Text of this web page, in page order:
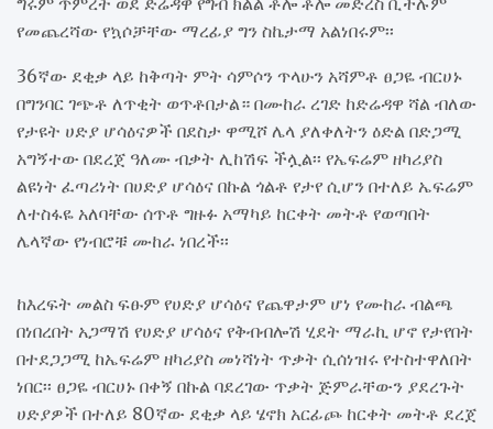
የመጨረሻው የኳሶቻቸው ማረፊያ ግን ስኬታማ አልነበሩም፡፡
36ኛው ደቂቃ ላይ ከቅጣት ምት ሳምሶን ጥላሁን አሻምቶ ፀጋዬ ብርሀኑ
በግንባር ገጭቶ ለጥቂት ወጥቶበታል። በሙከራ ረገድ ከድሬዳዋ ሻል ብለው
የታዩት ሀድያ ሆሳዕናዎች በደስታ ዋሚሾ ሌላ ያለቀለትን ዕድል በድጋሚ
አግኝተው በደረጀ ዓለሙ ብቃት ሊከሽፍ ችሏል፡፡ የኤፍሬም ዘካሪያስ
ልዩነት ፈጣሪነት በሀድያ ሆሳዕና በኩል ጎልቶ የታየ ሲሆን በተለይ ኤፍሬም
ለተስፋዬ አለባቸው ሰጥቶ ግዙፉ አማካይ ከርቀት መትቶ የወጣበት
ሌላኛው የነብሮቹ ሙከራ ነበረች፡፡
ከእረፍት መልስ ፍፁም የሀድያ ሆሳዕና የጨዋታም ሆነ የሙከራ ብልጫ
በነበረበት አጋማሽ የሀድያ ሆሳዕና የቅብብሎሽ ሂደት ማራኪ ሆኖ የታየበት
በተደጋጋሚ ከኤፍሬም ዘካሪያስ መነሻነት ጥቃት ሲሰነዝሩ የተስተዋለበት
ነበር፡፡ ፀጋዬ ብርሀኑ በቀኝ በኩል ባደረገው ጥቃት ጅምራቸውን ያደረጉት
ሀድያዎች በተለይ 80ኛው ደቂቃ ላይ ሄኖክ አርፊጮ ከርቀት መትቶ ደረጀ